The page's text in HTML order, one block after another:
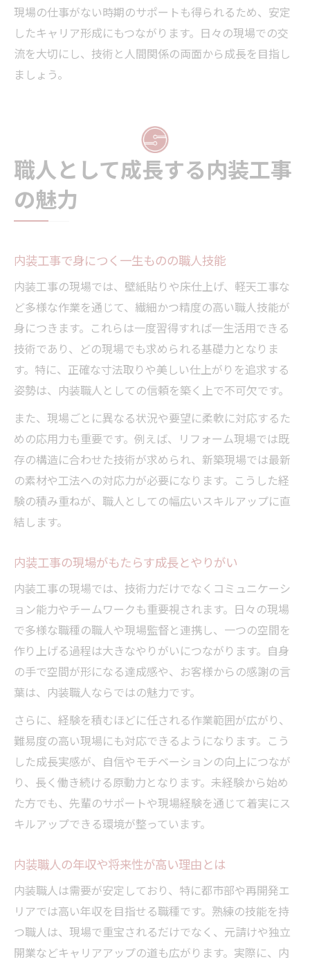
現場の仕事がない時期のサポートも得られるため、安定
したキャリア形成にもつながります。日々の現場での交
流を大切にし、技術と人間関係の両面から成長を目指し
ましょう。
職人として成長する内装工事
の魅力
内装工事で身につく一生ものの職人技能
内装工事の現場では、壁紙貼りや床仕上げ、軽天工事な
ど多様な作業を通じて、繊細かつ精度の高い職人技能が
身につきます。これらは一度習得すれば一生活用できる
技術であり、どの現場でも求められる基礎力となりま
す。特に、正確な寸法取りや美しい仕上がりを追求する
姿勢は、内装職人としての信頼を築く上で不可欠です。
また、現場ごとに異なる状況や要望に柔軟に対応するた
めの応用力も重要です。例えば、リフォーム現場では既
存の構造に合わせた技術が求められ、新築現場では最新
の素材や工法への対応力が必要になります。こうした経
験の積み重ねが、職人としての幅広いスキルアップに直
結します。
内装工事の現場がもたらす成長とやりがい
内装工事の現場では、技術力だけでなくコミュニケーシ
ョン能力やチームワークも重要視されます。日々の現場
で多様な職種の職人や現場監督と連携し、一つの空間を
作り上げる過程は大きなやりがいにつながります。自身
の手で空間が形になる達成感や、お客様からの感謝の言
葉は、内装職人ならではの魅力です。
さらに、経験を積むほどに任される作業範囲が広がり、
難易度の高い現場にも対応できるようになります。こう
した成長実感が、自信やモチベーションの向上につなが
り、長く働き続ける原動力となります。未経験から始め
た方でも、先輩のサポートや現場経験を通じて着実にス
キルアップできる環境が整っています。
内装職人の年収や将来性が高い理由とは
内装職人は需要が安定しており、特に都市部や再開発エ
リアでは高い年収を目指せる職種です。熟練の技能を持
つ職人は、現場で重宝されるだけでなく、元請けや独立
開業などキャリアアップの道も広がります。実際に、内